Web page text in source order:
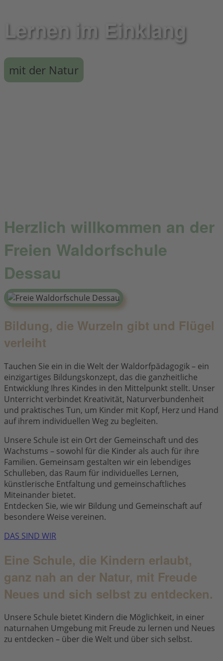
Lernen im Einklang
mit der Natur
Herzlich willkommen an der
Freien Waldorfschule
Dessau
Bildung, die Wurzeln gibt und Flügel
verleiht
Tauchen Sie ein in die Welt der Waldorfpädagogik – ein
einzigartiges Bildungskonzept, das die ganzheitliche
Entwicklung Ihres Kindes in den Mittelpunkt stellt. Unser
Unterricht verbindet Kreativität, Naturverbundenheit
und praktisches Tun, um Kinder mit Kopf, Herz und Hand
auf ihrem individuellen Weg zu begleiten.
Unsere Schule ist ein Ort der Gemeinschaft und des
Wachstums – sowohl für die Kinder als auch für ihre
Familien. Gemeinsam gestalten wir ein lebendiges
Schulleben, das Raum für individuelles Lernen,
künstlerische Entfaltung und gemeinschaftliches
Miteinander bietet.
Entdecken Sie, wie wir Bildung und Gemeinschaft auf
besondere Weise vereinen.
DAS SIND WIR
Eine Schule, die Kindern erlaubt,
ganz nah an der Natur, mit Freude
Neues und sich selbst zu entdecken.
Unsere Schule bietet Kindern die Möglichkeit, in einer
naturnahen Umgebung mit Freude zu lernen und Neues
zu entdecken – über die Welt und über sich selbst.